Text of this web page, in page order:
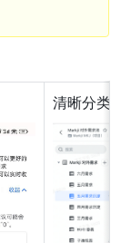
清晰分类，